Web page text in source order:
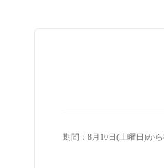
期間： 8月 10日 (土曜日 )から